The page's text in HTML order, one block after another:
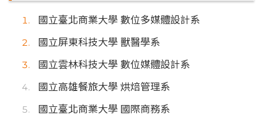
國立臺北商業大學 數位多媒體設計系
國立屏東科技大學 獸醫學系
國立雲林科技大學 數位媒體設計系
國立高雄餐旅大學 烘焙管理系
國立臺北商業大學 國際商務系